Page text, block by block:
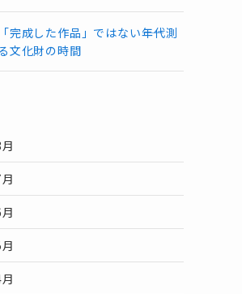
完成した作品」ではない――年代測
文化財の時間